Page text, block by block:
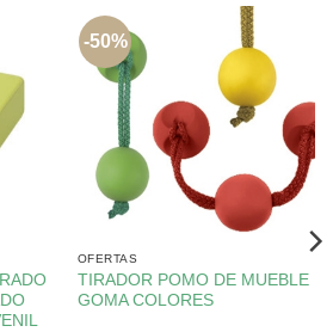
-50%
OFERTAS
TIRADOR POMO DE MUEBLE
GOMA COLORES